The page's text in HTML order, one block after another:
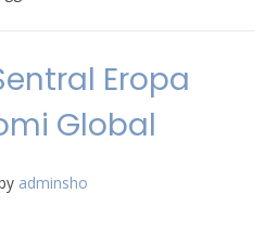
Eropa
Global
adminsho